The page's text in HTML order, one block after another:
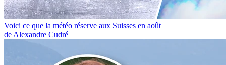
Voici ce que la météo réserve aux Suisses en août
de Alexandre Cudré